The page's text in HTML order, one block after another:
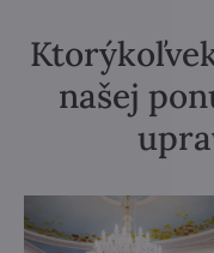
našej